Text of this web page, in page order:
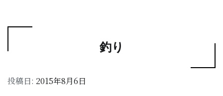
釣り
投稿日: 2015年8月6日